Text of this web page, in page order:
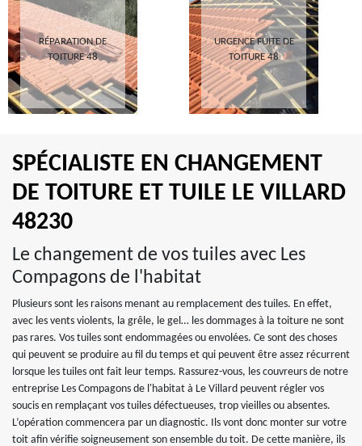
RÉPARATION DE
TOITURE 48
URGENCE FUITE DE
TOITURE 48
SPÉCIALISTE EN CHANGEMENT
DE TOITURE ET TUILE LE VILLARD
48230
Le changement de vos tuiles avec Les
Compagons de l'habitat
Plusieurs sont les raisons menant au remplacement des tuiles. En effet,
avec les vents violents, la grêle, le gel… les dommages à la toiture ne sont
pas rares. Vos tuiles sont endommagées ou envolées. Ce sont des choses
qui peuvent se produire au fil du temps et qui peuvent être assez récurrent
lorsque les tuiles ont fait leur temps. Rassurez-vous, les couvreurs de notre
entreprise Les Compagons de l'habitat à Le Villard peuvent régler vos
soucis en remplaçant vos tuiles défectueuses, trop vieilles ou absentes.
L’opération commencera par un diagnostic. Ils vont donc monter sur votre
toit afin vérifie soigneusement son ensemble du toit. De cette manière, ils